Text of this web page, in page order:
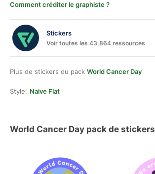
Comment créditer le graphiste ?
Stickers
Voir toutes les 43,864 ressources
Plus de stickers du pack World Cancer Day
Style: Naive Flat
World Cancer Day pack de stickers